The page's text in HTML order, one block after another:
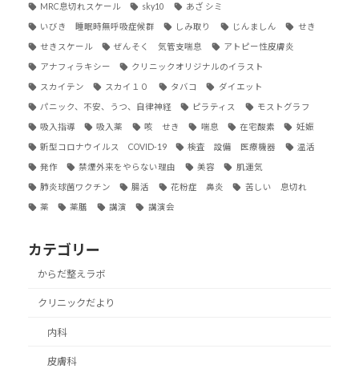
MRC息切れスケール sky10 あざ シミ
いびき 睡眠時無呼吸症候群 しみ取り じんましん せき
せきスケール ぜんそく 気管支喘息 アトピー性皮膚炎
アナフィラキシー クリニックオリジナルのイラスト
スカイテン スカイ１０ タバコ ダイエット
パニック、不安、うつ、自律神経 ピラティス モストグラフ
吸入指導 吸入薬 咳 せき 喘息 在宅酸素 妊娠
新型コロナウイルス COVID-19 検査 設備 医療機器 温活
発作 禁煙外来をやらない理由 美容 肌運気
肺炎球菌ワクチン 腸活 花粉症 鼻炎 苦しい 息切れ
薬 薬膳 講演 講演会
カテゴリー
からだ整えラボ
クリニックだより
内科
皮膚科